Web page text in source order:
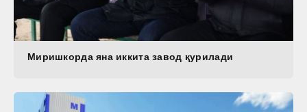
Миришкорда яна иккита завод қурилади